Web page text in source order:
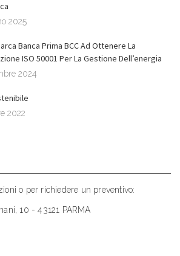
2025
Banca Prima BCC Ad Ottenere La
ISO 50001 Per La Gestione Dell’energia
2024
2022
o per richiedere un preventivo:
10 - 43121 PARMA